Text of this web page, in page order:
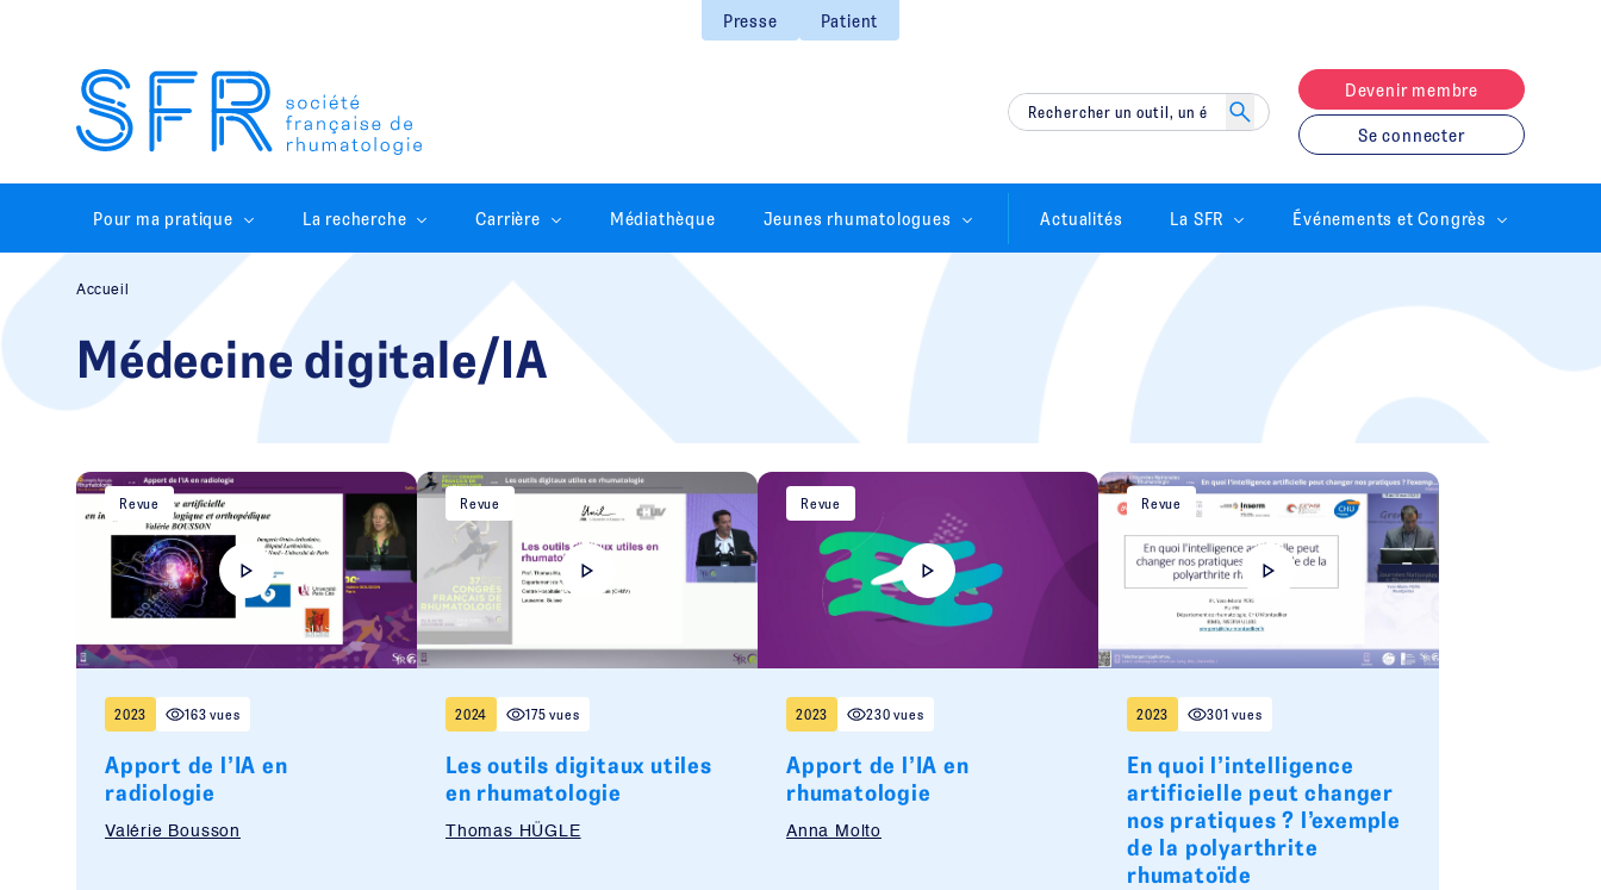
Presse Patient
Devenir membre
Se connecter
Pour ma pratique La recherche Carrière Médiathèque Jeunes rhumatologues Actualités La SFR Événements et Congrès
Accueil
Médecine digitale/IA
Revue
2023 163 vues
Apport de l’IA en
radiologie
Valérie Bousson
Revue
2024 175 vues
Les outils digitaux utiles
en rhumatologie
Thomas HÜGLE
Revue
2023 230 vues
Apport de l’IA en
rhumatologie
Anna Molto
Revue
2023 301 vues
En quoi l’intelligence
artificielle peut changer
nos pratiques ? l’exemple
de la polyarthrite
rhumatoïde